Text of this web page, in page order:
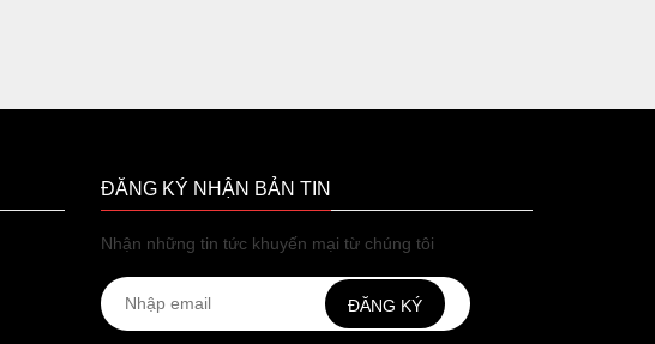
ĐĂNG KÝ NHẬN BẢN TIN
Nhận những tin tức khuyến mại từ chúng tôi
ĐĂNG KÝ